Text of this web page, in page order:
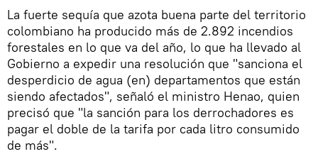
La fuerte sequía que azota buena parte del territorio
colombiano ha producido más de 2.892 incendios
forestales en lo que va del año, lo que ha llevado al
Gobierno a expedir una resolución que "sanciona el
desperdicio de agua (en) departamentos que están
siendo afectados", señaló el ministro Henao, quien
precisó que "la sanción para los derrochadores es
pagar el doble de la tarifa por cada litro consumido
de más".